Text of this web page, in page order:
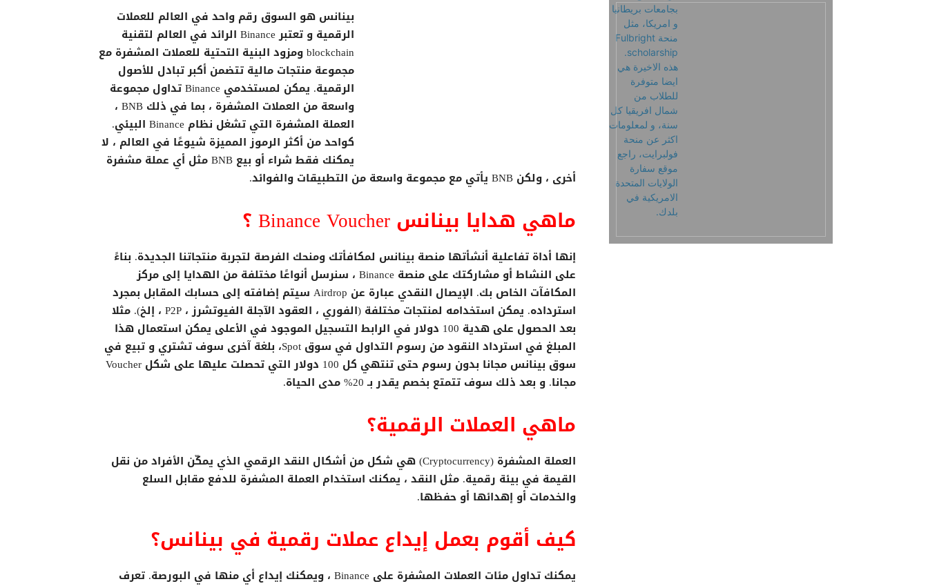
بينانس هو السوق رقم واحد في العالم للعملات
الرقمية و تعتبر Binance الرائد في العالم لتقنية
blockchain ومزود البنية التحتية للعملات المشفرة مع
مجموعة منتجات مالية تتضمن أكبر تبادل للأصول
الرقمية. يمكن لمستخدمي Binance تداول مجموعة
واسعة من العملات المشفرة ، بما في ذلك BNB ،
العملة المشفرة التي تشغل نظام Binance البيئي.
كواحد من أكثر الرموز المميزة شيوعًا في العالم ، لا
يمكنك فقط شراء أو بيع BNB مثل أي عملة مشفرة
أخرى ، ولكن BNB يأتي مع مجموعة واسعة من التطبيقات والفوائد.
ماهي هدايا بينانس Binance Voucher ؟
إنها أداة تفاعلية أنشأتها منصة بينانس لمكافأتك ومنحك الفرصة لتجربة منتجاتنا الجديدة. بناءً
على النشاط أو مشاركتك على منصة Binance ، سنرسل أنواعًا مختلفة من الهدايا إلى مركز
المكافآت الخاص بك. الإيصال النقدي عبارة عن Airdrop سيتم إضافته إلى حسابك المقابل بمجرد
استرداده. يمكن استخدامه لمنتجات مختلفة (الفوري ، العقود الآجلة الفيوتشرز ، P2P ، إلخ). مثلا
بعد الحصول على هدية 100 دولار في الرابط التسجيل الموجود في الأعلى يمكن استعمال هذا
المبلغ في استرداد النقود من رسوم التداول في سوق Spot، بلغة آخرى سوف تشتري و تبيع في
سوق بينانس مجانا بدون رسوم حتى تنتهي كل 100 دولار التي تحصلت عليها على شكل Voucher
مجانا. و بعد ذلك سوف تتمتع بخصم يقدر بـ 20% مدى الحياة.
ماهي العملات الرقمية؟
العملة المشفرة (Cryptocurrency) هي شكل من أشكال النقد الرقمي الذي يمكّن الأفراد من نقل
القيمة في بيئة رقمية. مثل النقد ، يمكنك استخدام العملة المشفرة للدفع مقابل السلع
والخدمات أو إهدائها أو حفظها.
كيف أقوم بعمل إيداع عملات رقمية في بينانس؟
يمكنك تداول مئات العملات المشفرة على Binance ، ويمكنك إيداع أي منها في البورصة. تعرف